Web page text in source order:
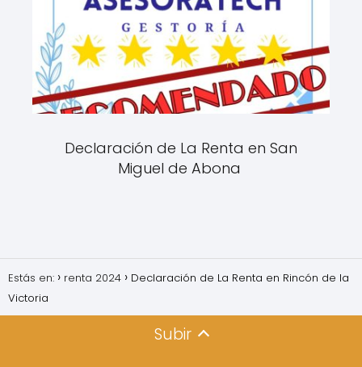
Declaración de La Renta en San
Miguel de Abona
Estás en: renta 2024
Declaración de La Renta en Rincón de la
Victoria
Subir